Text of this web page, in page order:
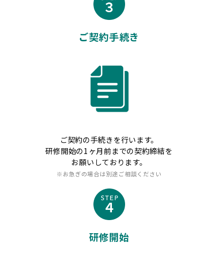
ご契約手続き
ご契約の手続きを行います。
研修開始の1ヶ月前までの契約締結を
お願いしております。
※お急ぎの場合は別途ご相談ください
研修開始